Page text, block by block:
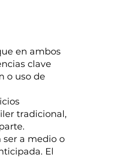
en ambos
clave
o uso de
tradicional,
ser a medio o
El